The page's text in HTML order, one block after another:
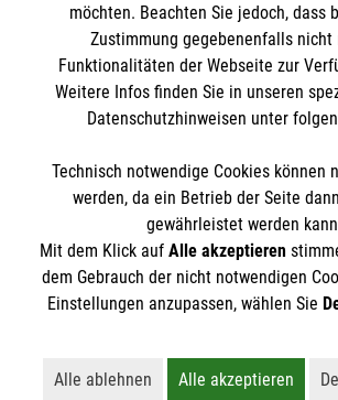
Newsletter
Cookies verwalten|AGB|Impressum
Barrierefreiheit |Kontakt|
möchten. Beachten Sie jedoch, dass
Zustimmung gegebenenfalls nicht
Funktionalitäten der Webseite zur
Weitere Infos finden Sie in unseren
Datenschutzhinweisen unter
Technisch notwendige Cookies können
werden, da ein Betrieb der Seite
gewährleistet werden
Mit dem Klick auf Alle akzeptieren
dem Gebrauch der nicht notwendigen
Einstellungen anzupassen, wählen Sie
Alle ablehnen
Alle akzeptieren